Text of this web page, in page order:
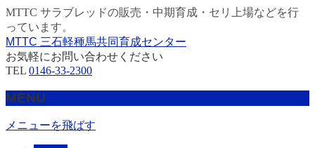
MTTC サラブレッドの販売・中期育成・セリ上場などを行
っています。
MTTC 三石軽種馬共同育成センター
お気軽にお問い合わせください
TEL 0146-33-2300
MENU
メニューを飛ばす